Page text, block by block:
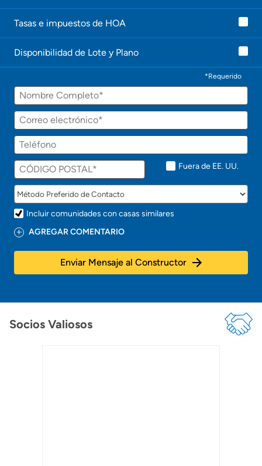
Tasas e impuestos de HOA
Disponibilidad de Lote y Plano
*Requerido
Fuera de EE. UU.
Incluir comunidades con casas similares
AGREGAR COMENTARIO
Enviar Mensaje al Constructor
Socios Valiosos